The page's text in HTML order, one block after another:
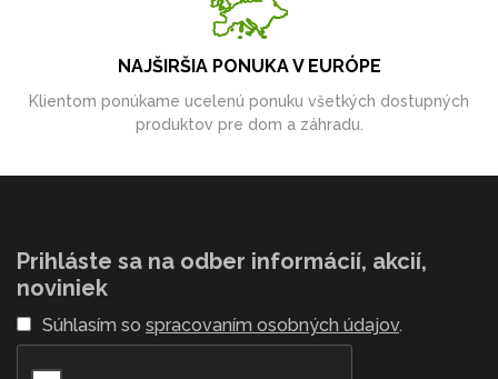
NAJŠIRŠIA PONUKA V EURÓPE
Klientom ponúkame ucelenú ponuku všetkých dostupných
produktov pre dom a záhradu.
Prihláste sa na odber informácií, akcií,
noviniek
Súhlasím so spracovaním osobných údajov.